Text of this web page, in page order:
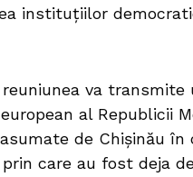
instituțiilor
va
al Republicii
de Chișinău
care au fost deja